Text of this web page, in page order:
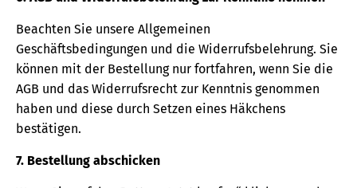
Beachten Sie unsere Allgemeinen
Geschäftsbedingungen und die Widerrufsbelehrung. Sie
können mit der Bestellung nur fortfahren, wenn Sie die
AGB und das Widerrufsrecht zur Kenntnis genommen
haben und diese durch Setzen eines Häkchens
bestätigen.
7. Bestellung abschicken